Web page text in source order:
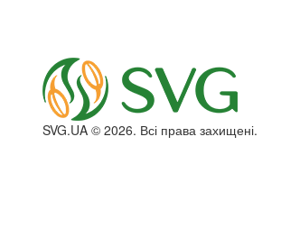
SVG.UA © 2026. Всі права захищені.